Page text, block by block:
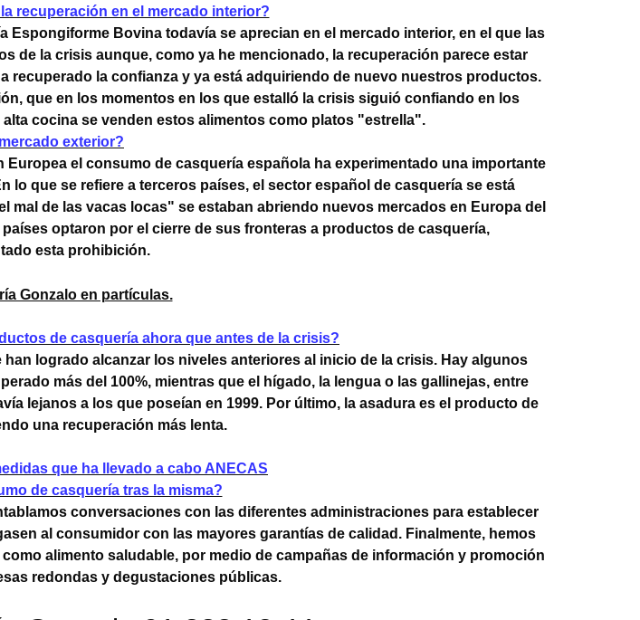
recuperación en el mercado interior?
Bovina todavía se aprecian en el mercado interior, en el que las
de la crisis aunque, como ya he mencionado, la recuperación parece estar
la confianza y ya está adquiriendo de nuevo nuestros productos.
que en los momentos en los que estalló la crisis siguió confiando en los
cocina se venden estos alimentos como platos "estrella".
exterior?
el consumo de casquería española ha experimentado una importante
lo que se refiere a terceros países, el sector español de casquería se está
de las vacas locas" se estaban abriendo nuevos mercados en Europa del
optaron por el cierre de sus fronteras a productos de casquería,
esta prohibición.
de casquería ahora que antes de la crisis?
logrado alcanzar los niveles anteriores al inicio de la crisis. Hay algunos
más del 100%, mientras que el hígado, la lengua o las gallinejas, entre
lejanos a los que poseían en 1999. Por último, la asadura es el producto de
una recuperación más lenta.
que ha llevado a cabo ANECAS
de casquería tras la misma?
conversaciones con las diferentes administraciones para establecer
al consumidor con las mayores garantías de calidad. Finalmente, hemos
alimento saludable, por medio de campañas de información y promoción
redondas y degustaciones públicas.